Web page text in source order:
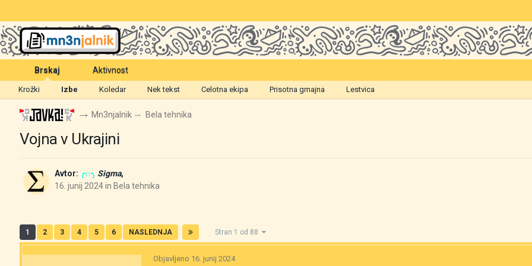
Brskaj
Krožki Izbe Koledar Nek tekst Celotna ekipa Prisotna gmajna Lestvica
Aktivnost
Mn3njalnik Bela tehnika
Vojna v Ukrajini
Avtor: ╭∩╮ Sigma,
16. junij 2024in Bela tehnika
1 2 3 4 5 6 NASLEDNJA Stran 1 od 88
Objavljeno 16. junij 2024